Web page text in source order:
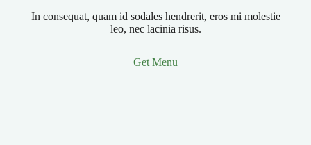
In consequat, quam id sodales hendrerit, eros mi molestie
leo, nec lacinia risus.
Get Menu